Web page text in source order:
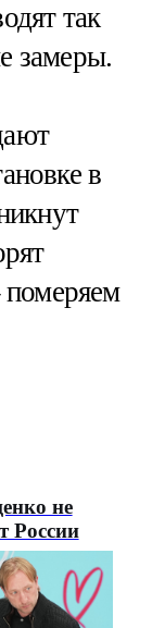
так
замеры.
в
померяем
не
России